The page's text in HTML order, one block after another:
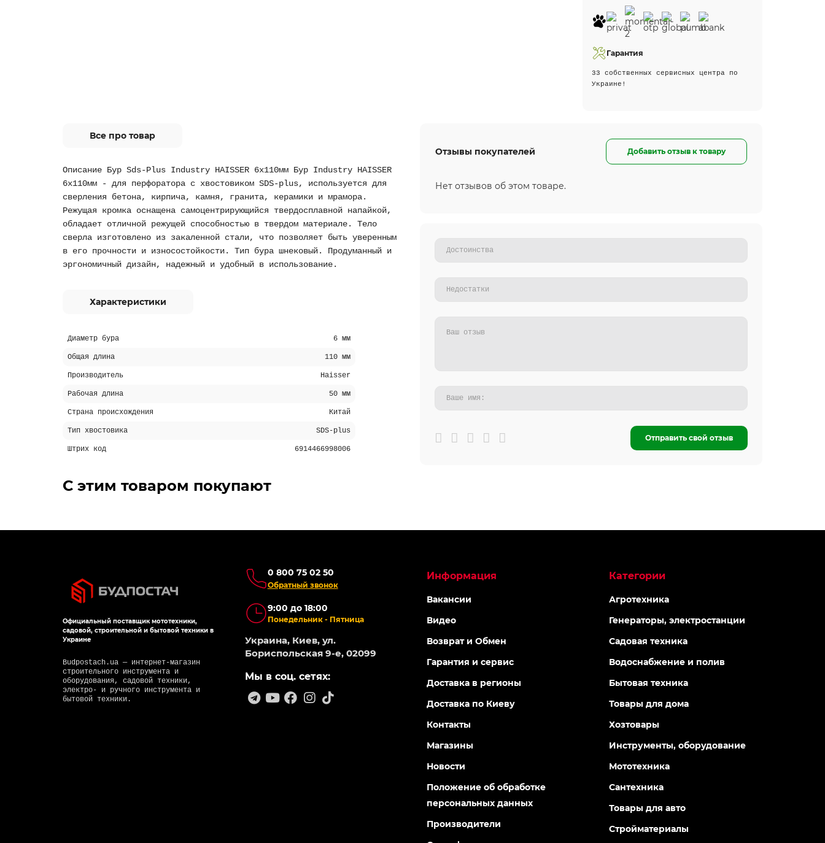
Гарантия
33 собственных сервисных центра по
Украине!
Все про товар
Описание Бур Sds-Plus Industry HAISSER 6х110мм Бур Industry HAISSER
6х110мм - для перфоратора с хвостовиком SDS-plus, используется для
сверления бетона, кирпича, камня, гранита, керамики и мрамора.
Режущая кромка оснащена самоцентрирующийся твердосплавной напайкой,
обладает отличной режущей способностью в твердом материале. Тело
сверла изготовлено из закаленной стали, что позволяет быть уверенным
в его прочности и износостойкости. Тип бура шнековый. Продуманный и
эргономичный дизайн, надежный и удобный в использование.
Характеристики
Диаметр бура 6 мм
Общая длина 110 мм
Производитель Haisser
Рабочая длина 50 мм
Страна происхождения Китай
Тип хвостовика SDS-plus
Штрих код 6914466998006
Отзывы покупателей Добавить отзыв к товару
Нет отзывов об этом товаре.
Отправить свой отзыв
С этим товаром покупают
Официальный поставщик мототехники,
садовой, строительной и бытовой техники в
Украине
Budpostach.ua — интернет-магазин
строительного инструмента и
оборудования, садовой техники,
электро- и ручного инструмента и
бытовой техники.
0 800 75 02 50
Обратный звонок
9:00 до 18:00
Понедельник - Пятница
Украина, Киев, ул.
Бориспольская 9-е, 02099
Мы в соц. сетях:
Информация
Вакансии
Видео
Возврат и Обмен
Гарантия и сервис
Доставка в регионы
Доставка по Киеву
Контакты
Магазины
Новости
Положение об обработке
персональных данных
Производители
Категории
Агротехника
Генераторы, электростанции
Садовая техника
Водоснабжение и полив
Бытовая техника
Товары для дома
Хозтовары
Инструменты, оборудование
Мототехника
Сантехника
Товары для авто
Стройматериалы